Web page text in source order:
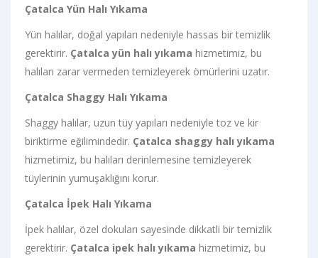
Çatalca Yün Halı Yıkama
Yün halılar, doğal yapıları nedeniyle hassas bir temizlik
gerektirir. Çatalca yün halı yıkama hizmetimiz, bu
halıları zarar vermeden temizleyerek ömürlerini uzatır.
Çatalca Shaggy Halı Yıkama
Shaggy halılar, uzun tüy yapıları nedeniyle toz ve kir
biriktirme eğilimindedir. Çatalca shaggy halı yıkama
hizmetimiz, bu halıları derinlemesine temizleyerek
tüylerinin yumuşaklığını korur.
Çatalca İpek Halı Yıkama
İpek halılar, özel dokuları sayesinde dikkatli bir temizlik
gerektirir. Çatalca ipek halı yıkama hizmetimiz, bu